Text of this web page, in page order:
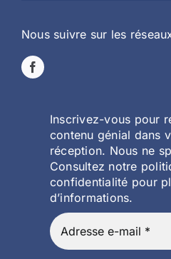
Nous suivre sur les
Inscrivez-vous pour
contenu génial dans
réception. Nous ne
Consultez notre
confidentialité pour
d’informations.